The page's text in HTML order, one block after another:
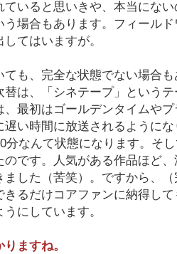
いると思いきや、本当にな
場合もあります。フィール
てはいますが。
も、完全な状態でない場合
替は、「シネテープ」という
最初はゴールデンタイムや
遅い時間に放送されるように
分なんて状態になります。そ
のです。人気がある作品ほど
ました（苦笑）。ですから、
きるだけコアファンに納得し
にしています。
ますね。